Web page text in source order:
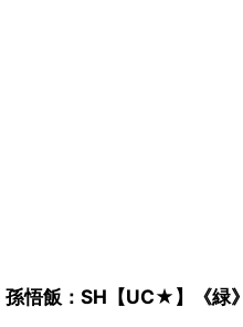
孫悟飯：SH【UC★】《緑》